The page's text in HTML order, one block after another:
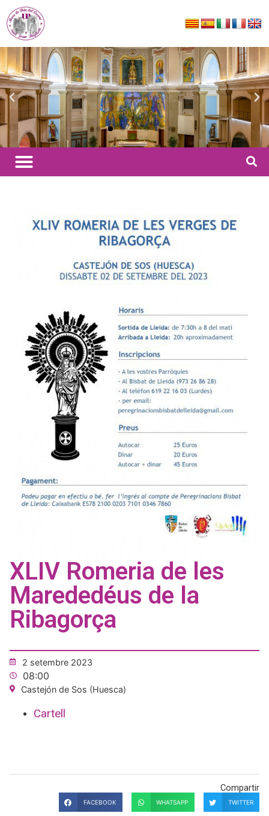
XLIV Romeria de les
Marededéus de la
Ribagorça
2 setembre 2023
08:00
Castejón de Sos (Huesca)
Cartell
Compartir
FACEBOOK WHATSAPP TWITTER